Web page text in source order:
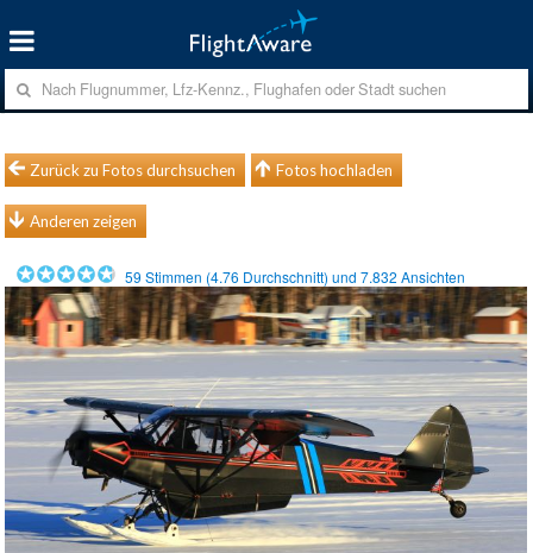
Zurück zu Fotos durchsuchen Fotos hochladen
Anderen zeigen
59 Stimmen (4.76 Durchschnitt) und7.832 Ansichten